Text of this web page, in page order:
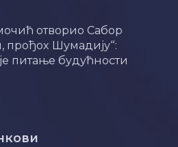
отворио Сабор
прођох Шумадију“:
питање будућности